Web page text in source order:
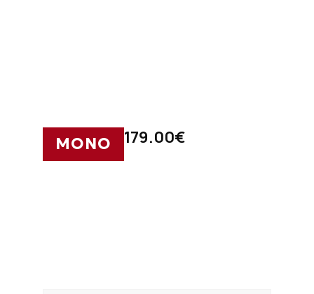
ΜΟΝΟ 179.00€